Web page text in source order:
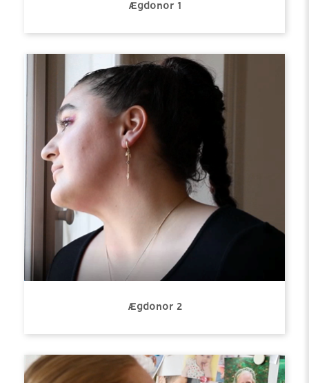
Ægdonor 1
Ægdonor 2